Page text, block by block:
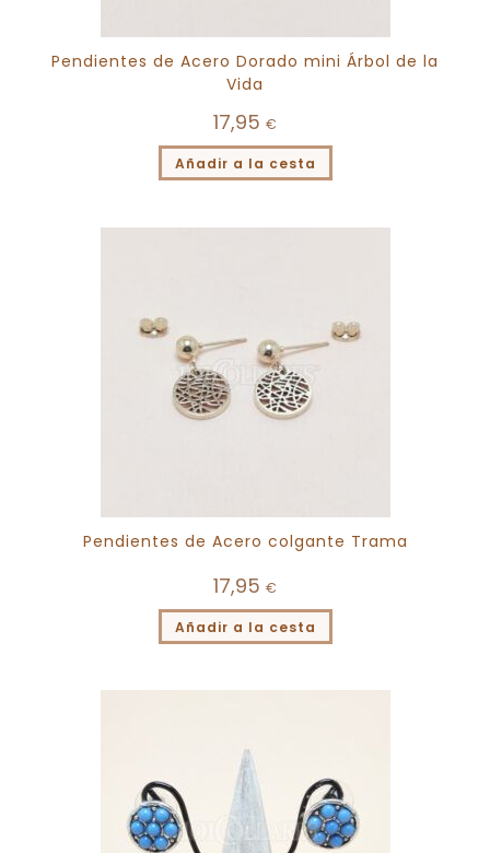
Pendientes de Acero Dorado mini Árbol de la
Vida
17,95 €
Añadir a la cesta
Pendientes de Acero colgante Trama
17,95 €
Añadir a la cesta